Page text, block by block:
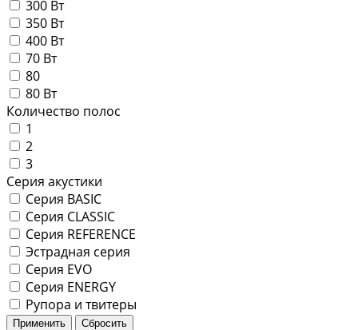
300 Вт
350 Вт
400 Вт
70 Вт
80
80 Вт
Количество полос
1
2
3
Серия акустики
Серия BASIC
Серия CLASSIC
Серия REFERENCE
Эстрадная серия
Серия EVO
Серия ENERGY
Рупора и твитеры